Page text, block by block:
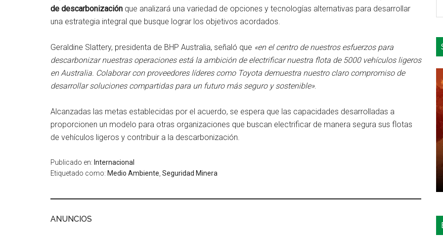
de descarbonización que analizará una variedad de opciones y tecnologías alternativas para desarrollar
una estrategia integral que busque lograr los objetivos acordados.
Geraldine Slattery, presidenta de BHP Australia, señaló que «en el centro de nuestros esfuerzos para
descarbonizar nuestras operaciones está la ambición de electrificar nuestra flota de 5000 vehículos ligeros
en Australia. Colaborar con proveedores líderes como Toyota demuestra nuestro claro compromiso de
desarrollar soluciones compartidas para un futuro más seguro y sostenible».
Alcanzadas las metas establecidas por el acuerdo, se espera que las capacidades desarrolladas a
proporcionen un modelo para otras organizaciones que buscan electrificar de manera segura sus flotas
de vehículos ligeros y contribuir a la descarbonización.
Publicado en: Internacional
Etiquetado como: Medio Ambiente Seguridad Minera
ANUNCIOS